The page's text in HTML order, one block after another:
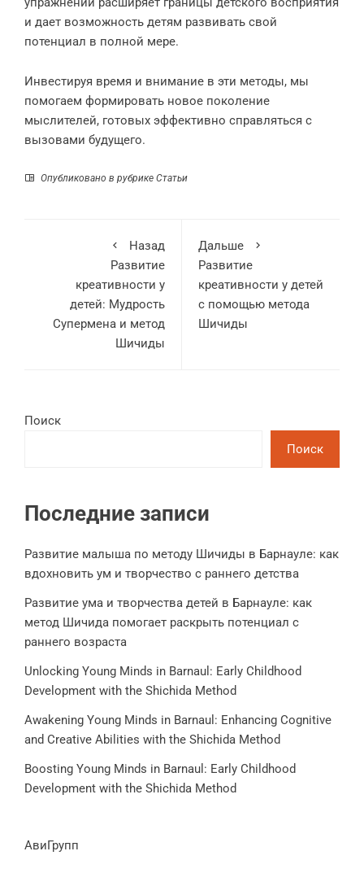
и дает возможность детям развивать свой
потенциал в полной мере.
Инвестируя время и внимание в эти методы, мы
помогаем формировать новое поколение
мыслителей, готовых эффективно справляться с
вызовами будущего.
Опубликовано в рубрике Статьи
Назад
Развитие
креативности у
детей: Мудрость
Супермена и метод
Шичиды
Дальше
Развитие
креативности у детей
с помощью метода
Шичиды
Поиск
Поиск
Последние записи
Развитие малыша по методу Шичиды в Барнауле: как
вдохновить ум и творчество с раннего детства
Развитие ума и творчества детей в Барнауле: как
метод Шичида помогает раскрыть потенциал с
раннего возраста
Unlocking Young Minds in Barnaul: Early Childhood
Development with the Shichida Method
Awakening Young Minds in Barnaul: Enhancing Cognitive
and Creative Abilities with the Shichida Method
Boosting Young Minds in Barnaul: Early Childhood
Development with the Shichida Method
АвиГрупп